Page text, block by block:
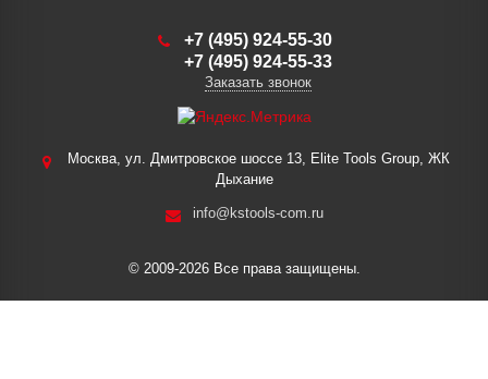
+7 (495) 924-55-30
+7 (495) 924-55-33
Заказать звонок
Москва, ул. Дмитровское шоссе 13, Elite Tools Group, ЖК
Дыхание
info@kstools-com.ru
© 2009-2026 Все права защищены.